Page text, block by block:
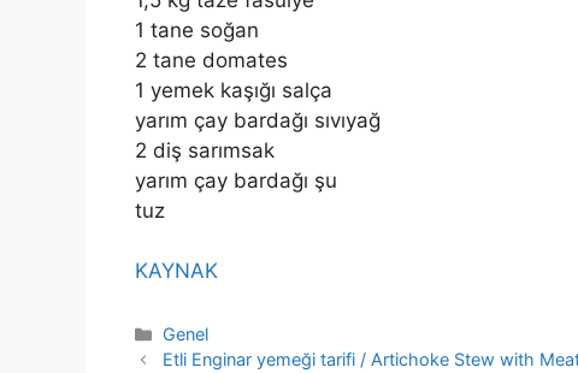
1 tane soğan
2 tane domates
1 yemek kaşığı salça
yarım çay bardağı sıvıyağ
2 diş sarımsak
yarım çay bardağı şu
tuz
KAYNAK
Kategoriler
Genel
Etli Enginar yemeği tarifi / Artichoke Stew with